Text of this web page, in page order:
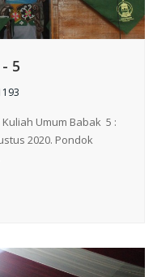
5
Umum Babak 5 :
2020. Pondok